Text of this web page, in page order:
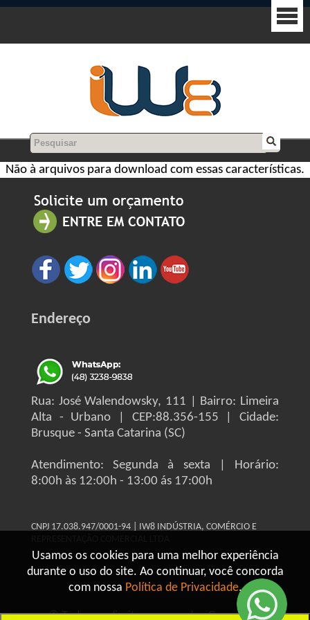
Usamos os cookies para uma melhor experiência
durante o uso do site. Ao continuar, você concorda
com nossa Política de Privacidade.
Não à arquivos para download com essas características.
Endereço
Rua: José Walendowsky, 111 | Bairro: Limeira
Alta - Urbano | CEP:88.356-155 | Cidade:
Brusque - Santa Catarina (SC)
Atendimento: Segunda à sexta | Horário:
8:00h às 12:00h - 13:00 ás 17:00h
CNPJ 17.038.947/0001-94 | IW8 INDÚSTRIA, COMÉRCIO E
© Todos os direitos reservados Grupo IW8